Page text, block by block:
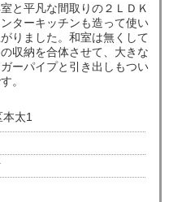
と平凡な間取りの２ＬＤＫ
ターキッチンも造って使い
りました。和室は無くして
収納を合体させて、大きな
ーパイプと引き出しもつい
。
太1